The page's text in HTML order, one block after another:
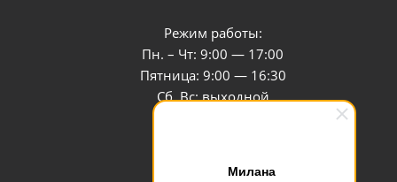
Милана
Режим работы:
Пн. – Чт: 9:00 — 17:00
Пятница: 9:00 — 16:30
Сб, Вс: выходной